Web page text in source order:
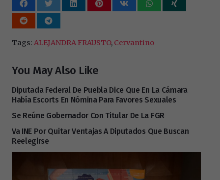
Tags: ALEJANDRA FRAUSTO, Cervantino
You May Also Like
Diputada Federal De Puebla Dice Que En La Cámara
Había Escorts En Nómina Para Favores Sexuales
Se Reúne Gobernador Con Titular De La FGR
Va INE Por Quitar Ventajas A Diputados Que Buscan
Reelegirse